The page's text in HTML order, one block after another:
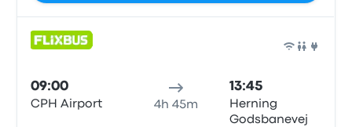
09:00
CPH Airport 4h 45m
13:45
Herning
Godsbanevej